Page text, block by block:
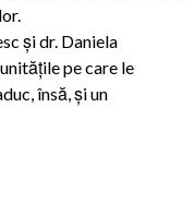
şi dr. Daniela
pe care le
însă, şi un